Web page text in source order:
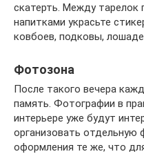
скатерть. Между тарелок
напитками украсьте
ковбоев, подковы,
Фотозона
После такого вечера
память. Фотографии в
интерьере уже будут
организовать отдельную
оформления те же, что